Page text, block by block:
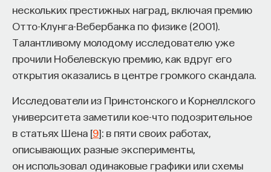
нескольких престижных наград, включая премию
Отто-Клунга-Вебербанка по физике (2001).
Талантливому молодому исследователю уже
прочили Нобелевскую премию, как вдруг его
открытия оказались в центре громкого скандала.
Исследователи из Принстонского и Корнеллского
университета заметили кое-что подозрительное
в статьях Шена [9]: в пяти своих работах,
описывающих разные эксперименты,
он использовал одинаковые графики или схемы